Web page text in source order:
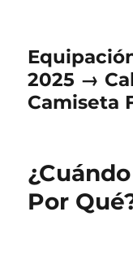
2025 →
Camiseta
Por